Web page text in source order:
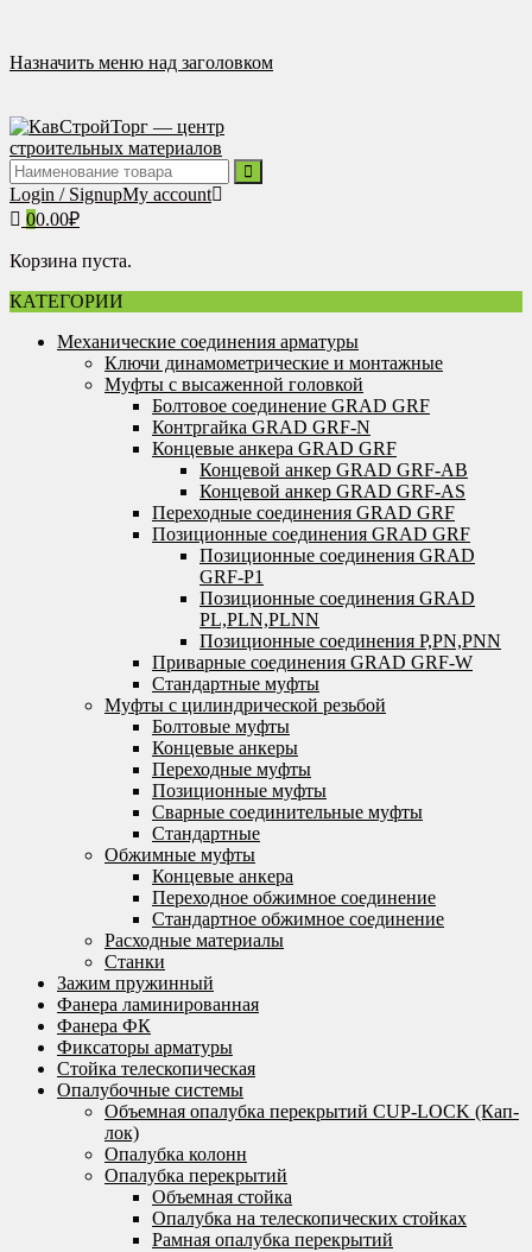
содержимому
Назначить меню над заголовком
Login / SignupMy account
00.00₽
Корзина пуста.
КАТЕГОРИИ
Механические соединения арматуры
Ключи динамометрические и монтажные
Муфты с высаженной головкой
Болтовое соединение GRAD GRF
Контргайка GRAD GRF-N
Концевые анкера GRAD GRF
Концевой анкер GRAD GRF-AB
Концевой анкер GRAD GRF-AS
Переходные соединения GRAD GRF
Позиционные соединения GRAD GRF
Позиционные соединения GRAD
GRF-P1
Позиционные соединения GRAD
PL,PLN,PLNN
Позиционные соединения P,PN,PNN
Приварные соединения GRAD GRF-W
Стандартные муфты
Муфты с цилиндрической резьбой
Болтовые муфты
Концевые анкеры
Переходные муфты
Позиционные муфты
Сварные соединительные муфты
Стандартные
Обжимные муфты
Концевые анкера
Переходное обжимное соединение
Стандартное обжимное соединение
Расходные материалы
Станки
Зажим пружинный
Фанера ламинированная
Фанера ФК
Фиксаторы арматуры
Стойка телескопическая
Опалубочные системы
Объемная опалубка перекрытий CUP-LOCK (Кап-
лок)
Опалубка колонн
Опалубка перекрытий
Объемная стойка
Опалубка на телескопических стойках
Рамная опалубка перекрытий